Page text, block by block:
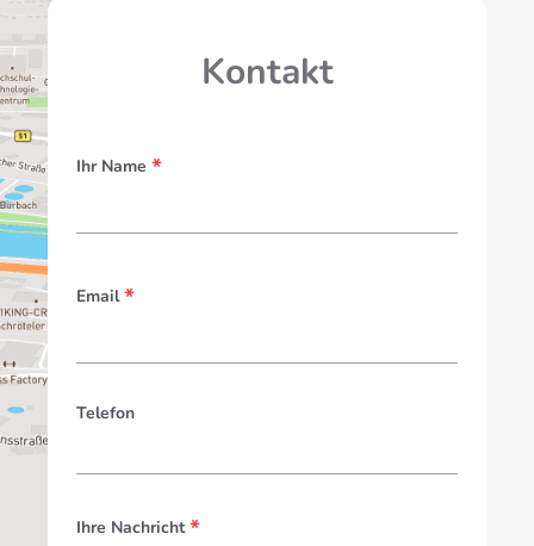
Kontakt
Ihr Name *
Email*
Telefon
Ihre Nachricht*